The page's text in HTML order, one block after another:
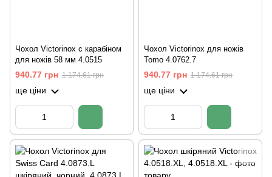
Чохол Victorinox c карабіном
для ножів 58 мм 4.0515
940.77 грн 1 174.61 грн
ще ціни
Чохол Victorinox для ножів
Tomo 4.0762.7
940.77 грн 1 174.61 грн
ще ціни